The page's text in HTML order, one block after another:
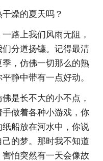
燥的夏天吗？
路上我们风雨无阻，
分道扬镳。记得最清
，仿佛一切那么的熟
静中带有一点好动。
是长不大的小不点，
做着各种小游戏，你
船放在河水中，你说
的梦。那时我不知道
怕突然有一天会像故